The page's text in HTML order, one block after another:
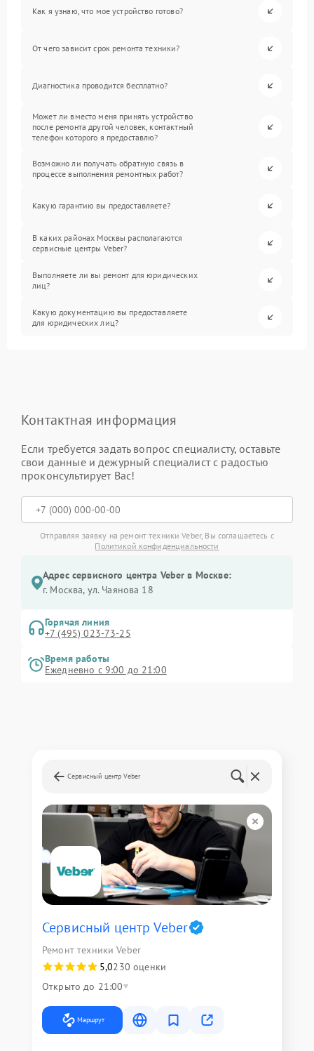
Как я узнаю, что мое устройство готово?
От чего зависит срок ремонта техники?
Диагностика проводится бесплатно?
Может ли вместо меня принять устройство
после ремонта другой человек, контактный
телефон которого я предоставлю?
Возможно ли получать обратную связь в
процессе выполнения ремонтных работ?
Какую гарантию вы предоставляете?
В каких районах Москвы располагаются
сервисные центры Veber?
Выполняете ли вы ремонт для юридических
лиц?
Какую документацию вы предоставляете
для юридических лиц?
Контактная информация
Если требуется задать вопрос специалисту, оставьте
свои данные и дежурный специалист с радостью
проконсультирует Вас!
Отправляя заявку на ремонт техники Veber, Вы соглашаетесь с
Политикой конфиденциальности
Адрес сервисного центра Veber в Москве:
г. Москва, ул. Чаянова 18
Горячая линия
+7 (495) 023-73-25
Время работы
Ежедневно с 9:00 до 21:00
Сервисный центр Veber
Сервисный центр Veber
Ремонт техники Veber
5,0230 оценки
Открыто до 21:00
Маршрут